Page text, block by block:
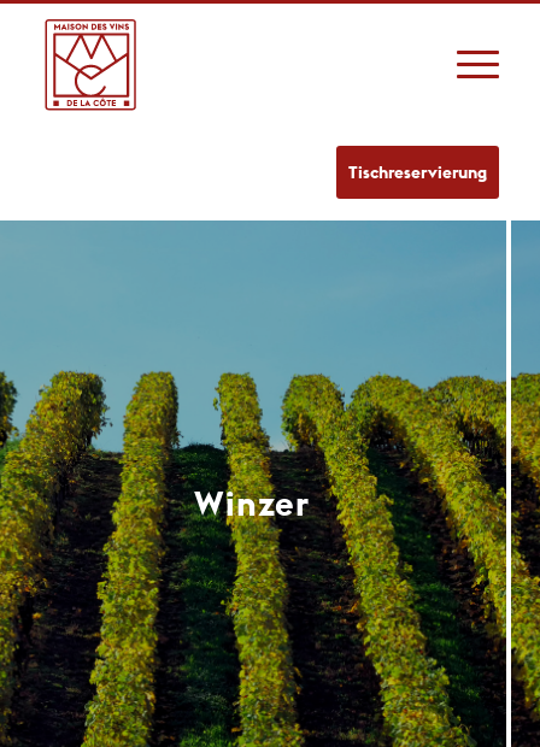
Tischreservierung
Winzer